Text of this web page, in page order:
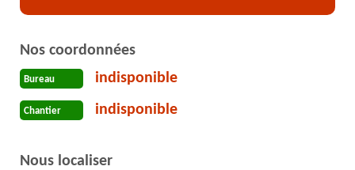
Nos coordonnées
Bureau indisponible
Chantier indisponible
Nous localiser